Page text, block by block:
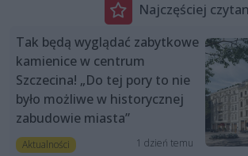
Najczęściej
Tak będą wyglądać zabytkowe
kamienice w centrum
Szczecina! „Do tej pory to nie
było możliwe w historycznej
zabudowie miasta”
Aktualności 1 dzień temu